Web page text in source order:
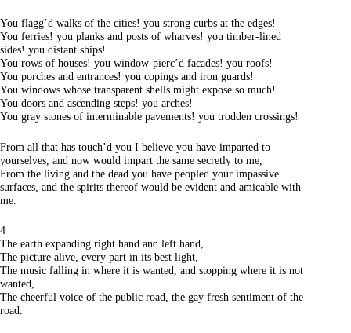
You flagg’d walks of the cities! you strong curbs at the edges!
You ferries! you planks and posts of wharves! you timber-lined
sides! you distant ships!
You rows of houses! you window-pierc’d facades! you roofs!
You porches and entrances! you copings and iron guards!
You windows whose transparent shells might expose so much!
You doors and ascending steps! you arches!
You gray stones of interminable pavements! you trodden crossings!
From all that has touch’d you I believe you have imparted to
yourselves, and now would impart the same secretly to me,
From the living and the dead you have peopled your impassive
surfaces, and the spirits thereof would be evident and amicable with
me.
4
The earth expanding right hand and left hand,
The picture alive, every part in its best light,
The music falling in where it is wanted, and stopping where it is not
wanted,
The cheerful voice of the public road, the gay fresh sentiment of the
road.